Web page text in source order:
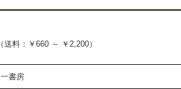
送料：￥660 ～ ￥2,200）
書房